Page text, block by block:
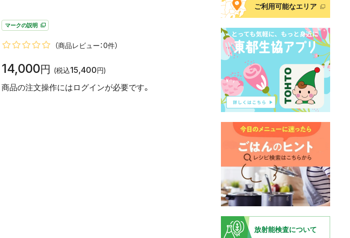
マークの説明
（商品レビュー：0件）
14,000円 (税込15,400円)
商品の注文操作にはログインが必要です。
ご利用可能なエリア
放射能検査について